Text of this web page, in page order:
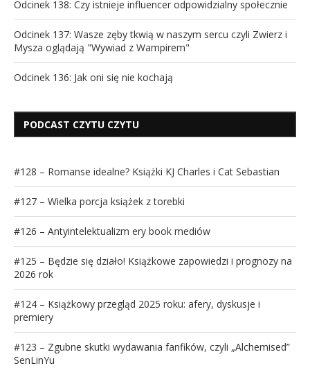
Odcinek 138: Czy istnieje influencer odpowidzialny społecznie
Odcinek 137: Wasze zęby tkwią w naszym sercu czyli Zwierz i
Mysza oglądają "Wywiad z Wampirem"
Odcinek 136: Jak oni się nie kochają
PODCAST CZYTU CZYTU
#128 – Romanse idealne? Książki KJ Charles i Cat Sebastian
#127 – Wielka porcja książek z torebki
#126 – Antyintelektualizm ery book mediów
#125 – Będzie się działo! Książkowe zapowiedzi i prognozy na
2026 rok
#124 – Książkowy przegląd 2025 roku: afery, dyskusje i
premiery
#123 – Zgubne skutki wydawania fanfików, czyli „Alchemised”
SenLinYu